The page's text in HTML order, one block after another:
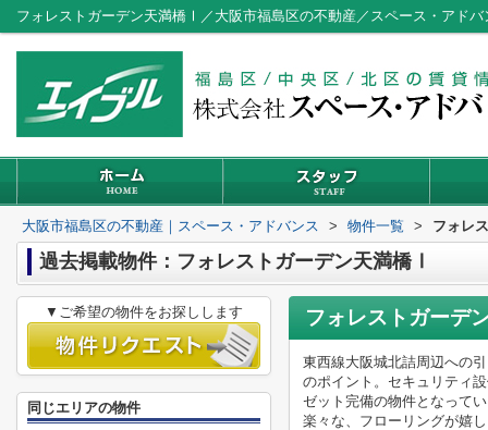
フォレストガーデン天満橋Ⅰ／大阪市福島区の不動産／スペース・アドバ
大阪市福島区の不動産｜スペース・アドバンス > 物件一覧 > フォレ
過去掲載物件：フォレストガーデン天満橋Ⅰ
フォレストガーデ
東西線大阪城北詰周辺への
のポイント。セキュリティ
ゼット完備の物件となって
楽々な、フローリングが嬉
▼ご希望の物件をお探しします
同じエリアの物件